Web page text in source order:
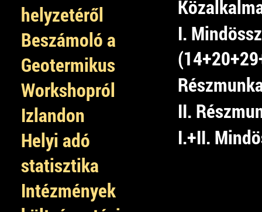
helyzetéről
Beszámoló a
Geotermikus
Workshopról
Izlandon
Helyi adó
statisztika
Intézmények
I. Mindössz
II.
I.+II.